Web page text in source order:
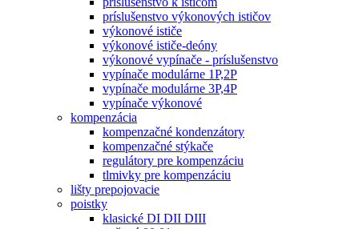
príslušenstvo výkonových ističov
výkonové ističe
výkonové ističe-deóny
výkonové vypínače - príslušenstvo
vypínače modulárne 1P,2P
vypínače modulárne 3P,4P
vypínače výkonové
kompenzácia
kompenzačné kondenzátory
kompenzačné stýkače
regulátory pre kompenzáciu
tlmivky pre kompenzáciu
lišty prepojovacie
poistky
klasické DI DII DIII